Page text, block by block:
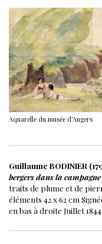
Aquarelle du musée d'Angers
Guillaume BODINIER
bergers dans la
traits de plume et de
éléments 42 x 62 cm
en bas à droite Juillet 1844